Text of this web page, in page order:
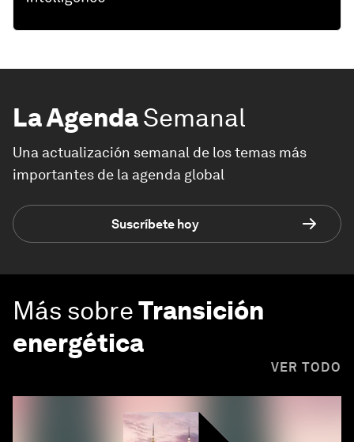
La AgendaSemanal
Una actualización semanal de los temas más
importantes de la agenda global
Suscríbete hoy
Más sobreTransición
energética
VER TODO